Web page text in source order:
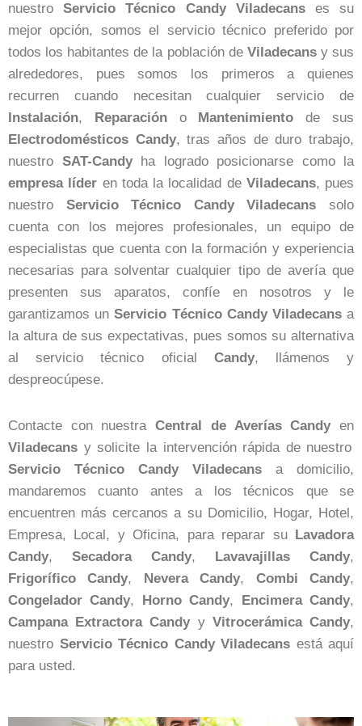
nuestroServicio Técnico Candy Viladecanses su
mejor opción, somos el servicio técnico preferido por
todos los habitantes de la población de Viladecansy sus
alrededores, pues somos los primeros a quienes
recurren cuando necesitan cualquier servicio de
Instalación, Reparacióno Mantenimiento de sus
Electrodomésticos Candy, tras años de duro trabajo,
nuestro SAT-Candyha logrado posicionarse como la
empresa
líder en toda la localidad de Viladecans, pues
nuestro Servicio Técnico Candy Viladecanssolo
cuenta con los mejores profesionales, un equipo de
especialistas que cuenta con la formación y experiencia
necesarias para solventar cualquier tipo de avería que
presenten sus aparatos, confíe en nosotros y le
garantizamos unServicio Técnico Candy Viladecansa
la altura de sus expectativas, pues somos su alternativa
al servicio técnico oficial Candy, llámenos y
despreocúpese.
Contacte con nuestraCentral de Averías Candyen
Viladecans y solicite la intervención rápida de nuestro
Servicio Técnico Candy Viladecans a domicilio,
mandaremos cuanto antes a los técnicos que se
encuentren más cercanos a su Domicilio, Hogar, Hotel,
Empresa, Local, y Oficina, para reparar su
Lavadora
Candy, Secadora Candy, Lavavajillas Candy,
Frigorífico
Candy, Nevera Candy, Combi Candy,
Congelador Candy, Horno Candy, Encimera Candy,
Campana
Extractora Candy y Vitrocerámica Candy,
nuestro Servicio Técnico Candy Viladecans está aquí
para usted.